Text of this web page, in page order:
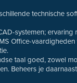
technische
systemen;
Office-
taal goed, zowel
Beheers je